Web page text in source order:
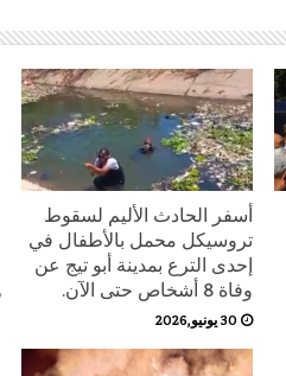
أسفر الحادث الأليم لسقوط
تروسيكل محمل بالأطفال في
إحدى الترع بمدينة أبو تيج عن
وفاة 8 أشخاص حتى الآن.
30 يونيو,2026